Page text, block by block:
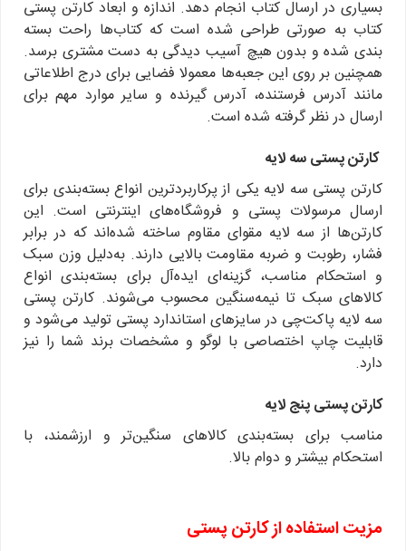
بسیاری در ارسال کتاب انجام دهد. اندازه و ابعاد کارتن پستی
کتاب به صورتی طراحی شده است که کتاب‌ها راحت بسته
بندی شده و بدون هیچ آسیب دیدگی به دست مشتری برسد.
همچنین بر روی این جعبه‌ها معمولا فضایی برای درج اطلاعاتی
مانند آدرس فرستنده، آدرس گیرنده و سایر موارد مهم برای
ارسال در نظر گرفته شده است.
کارتن پستی سه لایه
کارتن پستی سه لایه یکی از پرکاربردترین انواع بسته‌بندی برای
ارسال مرسولات پستی و فروشگاه‌های اینترنتی است. این
کارتن‌ها از سه لایه مقوای مقاوم ساخته شده‌اند که در برابر
فشار، رطوبت و ضربه مقاومت بالایی دارند. به‌دلیل وزن سبک
و استحکام مناسب، گزینه‌ای ایده‌آل برای بسته‌بندی انواع
کالاهای سبک تا نیمه‌سنگین محسوب می‌شوند. کارتن پستی
سه لایه پاکت‌چی در سایزهای استاندارد پستی تولید می‌شود و
قابلیت چاپ اختصاصی با لوگو و مشخصات برند شما را نیز
دارد.
کارتن پستی پنج لایه
مناسب برای بسته‌بندی کالاهای سنگین‌تر و ارزشمند، با
استحکام بیشتر و دوام بالا.
مزیت استفاده از کارتن پستی